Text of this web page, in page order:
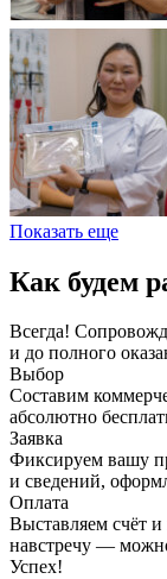
Показать еще
Как будем
Всегда!
и до полного
Выбор
Составим
абсолютно
Заявка
Фиксируем вашу
и сведений,
Оплата
Выставляем счёт
навстречу —
Успех!